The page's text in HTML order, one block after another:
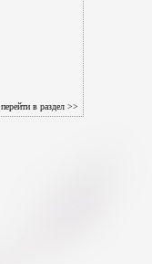
перейти в раздел >>